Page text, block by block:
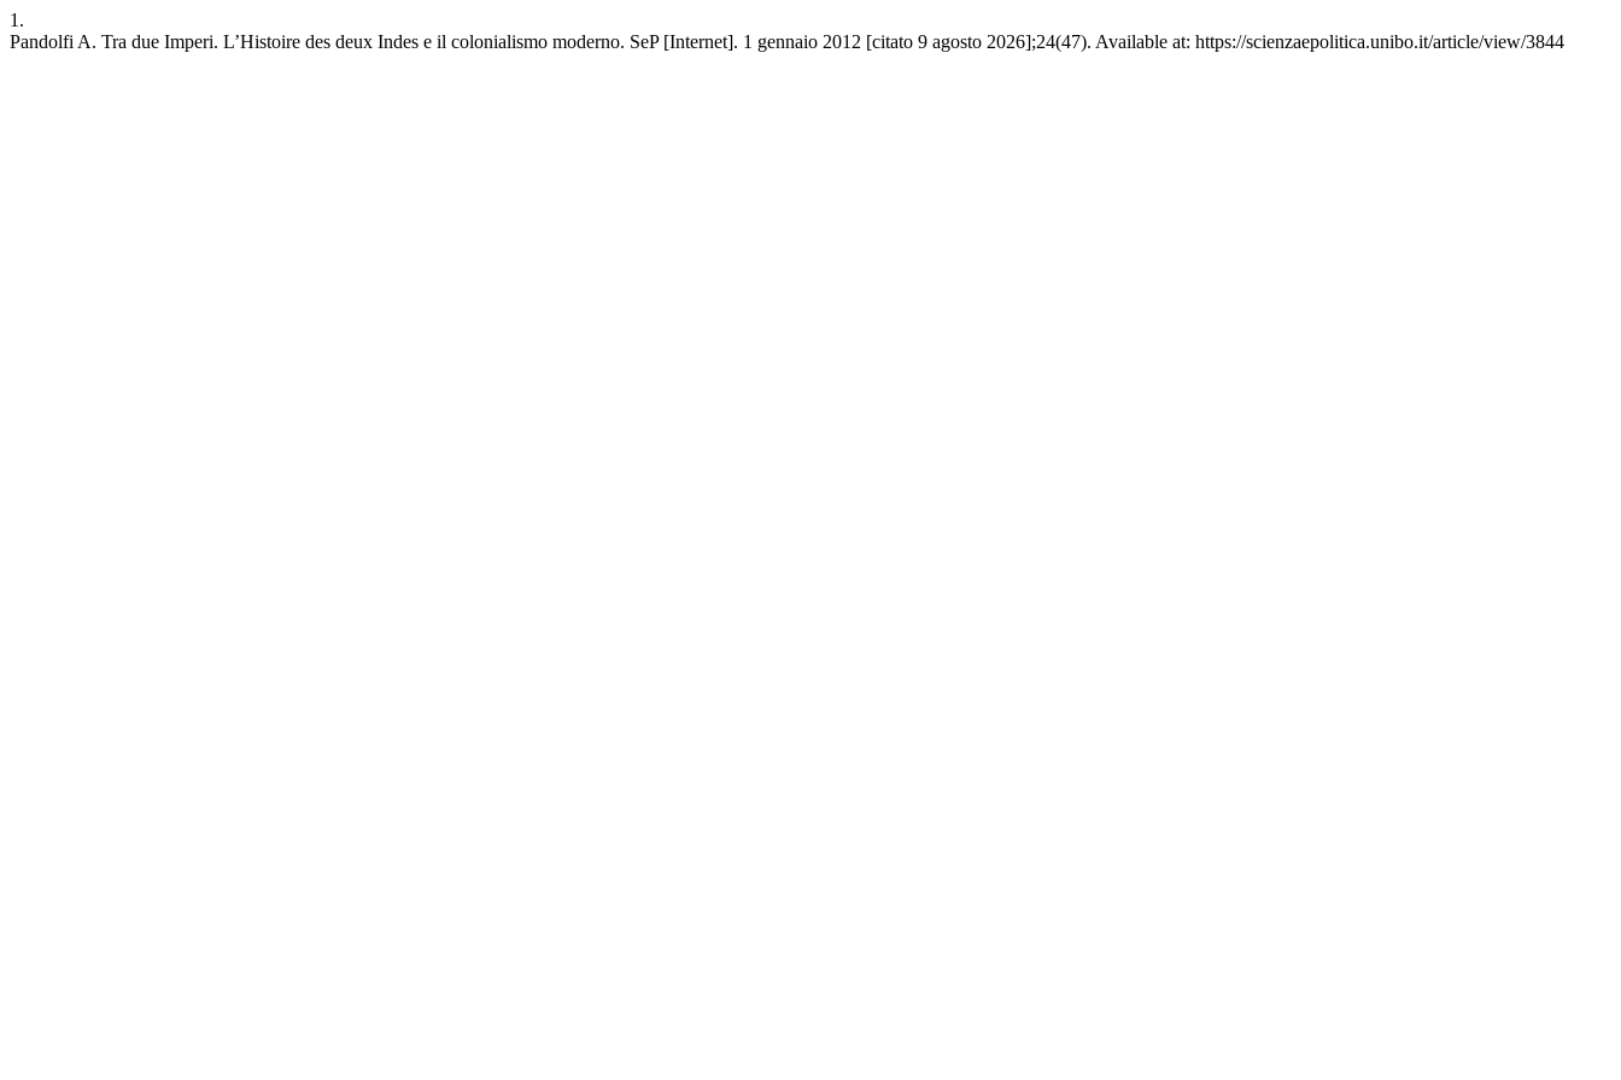
1.
Pandolfi A. Tra due Imperi. L’Histoire des deux Indes e il colonialismo moderno. SeP [Internet]. 1 gennaio 2012 [citato 9 agosto 2026];24(47). Available at: https://scienzaepolitica.unibo.it/article/view/3844